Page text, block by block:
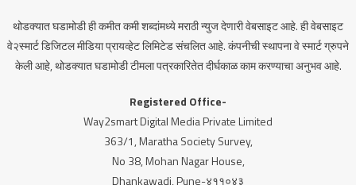
थोडक्यात घडामोडी ही कमीत कमी शब्दांमध्ये मराठी न्युज देणारी वेबसाइट आहे. ही वेबसाइट
वे२स्मार्ट डिजिटल मीडिया प्रायव्हेट लिमिटेड संचलित आहे. कंपनीची स्थापना वे स्मार्ट ग्रुपने
केली आहे, थोडक्यात घडामोडी टीमला पत्रकारितेत दीर्घकाळ काम करण्याचा अनुभव आहे.
Registered Office-
Way2smart Digital Media Private Limited
363/1, Maratha Society Survey,
No 38, Mohan Nagar House,
Dhankawadi, Pune-४११०४३